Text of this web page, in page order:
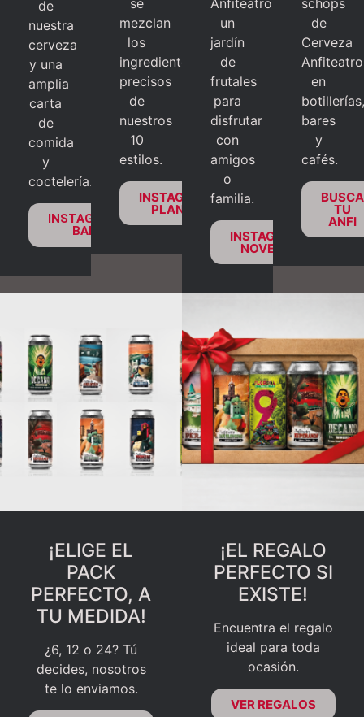
de
nuestra
cerveza
y una
amplia
carta
de
comida
y
coctelería.
INSTAGRAM
BAR
mezclan
los
ingredientes
precisos
de
nuestros
10
estilos.
INSTAGRAM
PLANTA
un
jardín
de
frutales
para
disfrutar
con
amigos
o
familia.
INSTAGRAM
NOVENA
de
Cerveza
Anfiteatro
en
botillerías,
bares
y
cafés.
BUSCA
TU
ANFI
¡ELIGE EL
PACK
PERFECTO, A
TU MEDIDA!
¿6, 12 o 24? Tú
decides, nosotros
te lo enviamos.
¡EL REGALO
PERFECTO SI
EXISTE!
Encuentra el regalo
ideal para toda
ocasión.
VER REGALOS